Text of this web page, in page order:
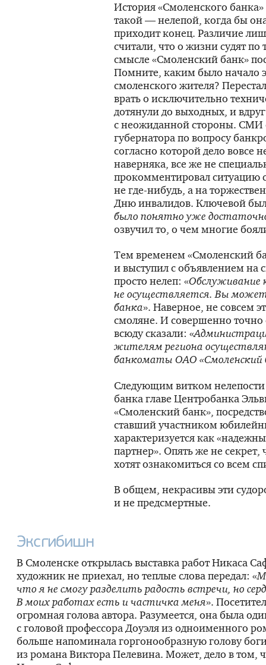
История «Смоленского
такой — нелепой, когда бы
приходит конец. Различие
считали, что о жизни судят
смысле «Смоленский банк»
Помните, каким было начало
смоленского жителя?
врать о исключительно
дотянули до выходных, и
с неожиданной стороны. СМИ
губернатора по вопросу
согласно которой дело вовсе
наверняка, все же не
прокомментировал ситуацию
не где-нибудь, а на
Дню инвалидов. Ключевой
было понятно уже
озвучил то, о чем многие
Тем временем «Смоленский
и выступил с объявлением на
просто нелеп: «Обслуживание
не осуществляется. Вы
банка». Наверное, не совсем
смоляне. И совершенно точно
всюду сказали: «
жителям региона
банкоматы ОАО «Смоленский
Следующим витком
банка главе Центробанка
«Смоленский банк»,
ставший участником
характеризуется как
партнер». Опять же не
хотят ознакомиться со всем
В общем, некрасивы эти
и не предсмертные.
Эксгибишн
В Смоленске открылась выставка работ Никаса
художник не приехал, но теплые слова передал: «
что я не смогу разделить радость встречи, но
В моих работах есть и частичка меня».
огромная голова автора. Разумеется, она была
с головой профессора Доуэля из одноименного
больше напоминала горгонообразную голову
из романа Виктора Пелевина. Может, дело в том,